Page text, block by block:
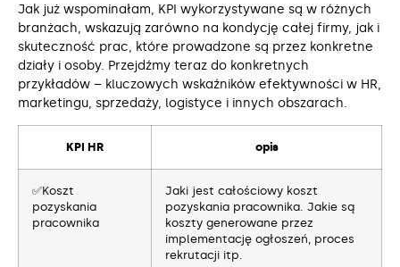
Jak już wspominałam, KPI wykorzystywane są w różnych
branżach, wskazują zarówno na kondycję całej firmy, jak i
skuteczność prac, które prowadzone są przez konkretne
działy i osoby. Przejdźmy teraz do konkretnych
przykładów – kluczowych wskaźników efektywności w HR,
marketingu, sprzedaży, logistyce i innych obszarach.
KPI HR opis
✅Koszt
pozyskania
pracownika
Jaki jest całościowy koszt
pozyskania pracownika. Jakie są
koszty generowane przez
implementację ogłoszeń, proces
rekrutacji itp.